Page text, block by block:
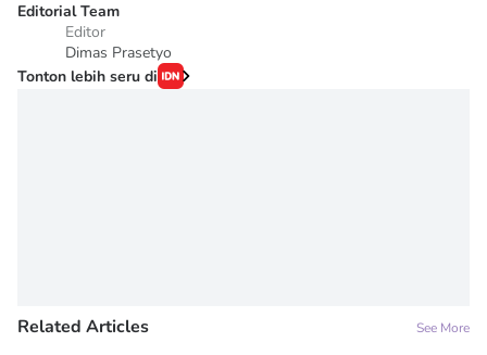
Editorial Team
Editor
Dimas Prasetyo
Tonton lebih seru di
Related Articles See More